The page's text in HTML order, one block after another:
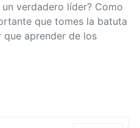
verdadero líder? Como
que tomes la batuta
aprender de los